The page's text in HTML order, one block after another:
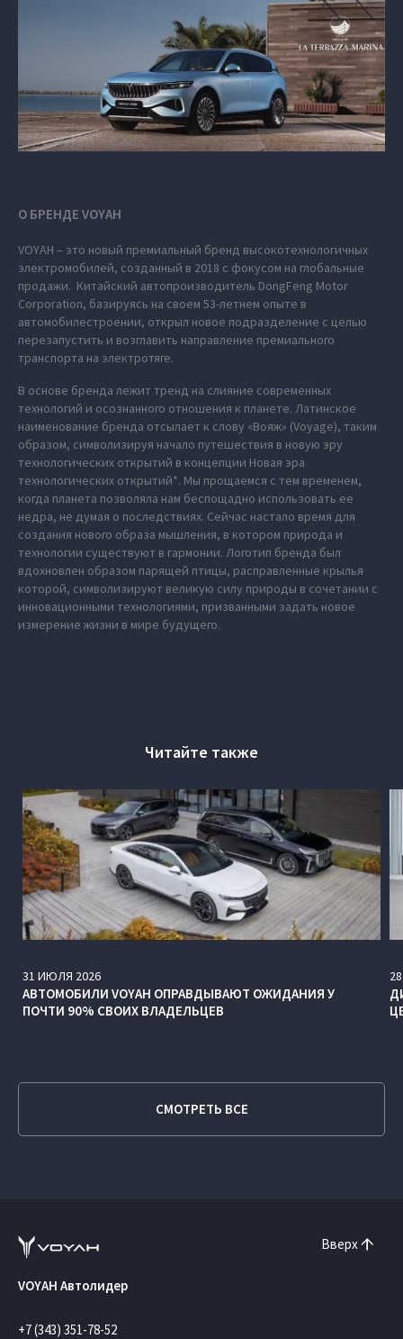
О БРЕНДЕ VOYAH
VOYAH – это новый премиальный бренд высокотехнологичных
электромобилей, созданный в 2018 с фокусом на глобальные
продажи. Китайский автопроизводитель DongFeng Motor
Corporation, базируясь на своем 53-летнем опыте в
автомобилестроении, открыл новое подразделение с целью
перезапустить и возглавить направление премиального
транспорта на электротяге.
В основе бренда лежит тренд на слияние современных
технологий и осознанного отношения к планете. Латинское
наименование бренда отсылает к слову «Вояж» (Voyage), таким
образом, символизируя начало путешествия в новую эру
технологических открытий в концепции Новая эра
технологических открытий*. Мы прощаемся с тем временем,
когда планета позволяла нам беспощадно использовать ее
недра, не думая о последствиях. Сейчас настало время для
создания нового образа мышления, в котором природа и
технологии существуют в гармонии. Логотип бренда был
вдохновлен образом парящей птицы, расправленные крылья
которой, символизируют великую силу природы в сочетании с
инновационными технологиями, призванными задать новое
измерение жизни в мире будущего.
Читайте также
31 ИЮЛЯ 2026
АВТОМОБИЛИ VOYAH ОПРАВДЫВАЮТ ОЖИДАНИЯ У
ПОЧТИ 90% СВОИХ ВЛАДЕЛЬЦЕВ
28
СМОТРЕТЬ ВСЕ
Вверх
VOYAH Автолидер
+7 (343) 351-78-52